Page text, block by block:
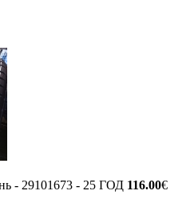
- 29101673 - 25 ГОД 116.00€